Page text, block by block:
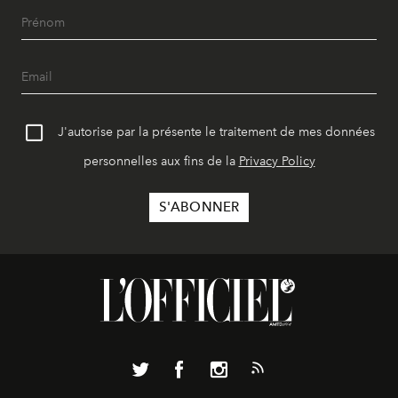
J'autorise par la présente le traitement de mes données
personnelles aux fins de la Privacy Policy